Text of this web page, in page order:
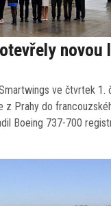
novou
ve čtvrtek 1.
z Prahy do
Boeing 737-700